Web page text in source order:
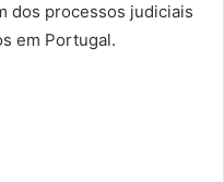
dos processos judiciais
em Portugal.